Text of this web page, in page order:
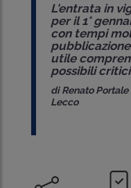
L'entrata in
per il 1°
con tempi
utile
possibili
diRenato Portale
Lecco